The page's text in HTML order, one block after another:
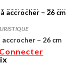
accrocher – 26 cm